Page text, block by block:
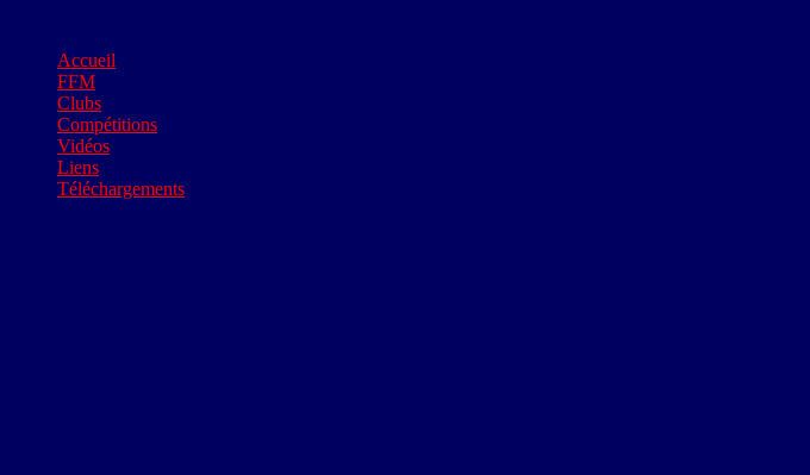
Accueil
FFM
Clubs
Compétitions
Vidéos
Liens
Téléchargements